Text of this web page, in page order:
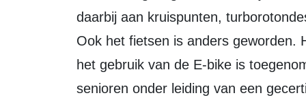
daarbij aan kruispunten,
Ook het fietsen is anders geworden.
het gebruik van de E-bike is
senioren onder leiding van een